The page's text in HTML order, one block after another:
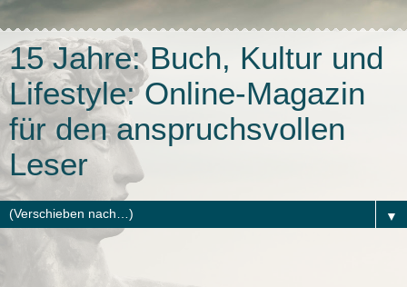
15 Jahre: Buch, Kultur und
Lifestyle: Online-Magazin
für den anspruchsvollen
Leser
▼